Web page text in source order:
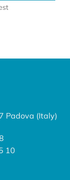
Padova (Italy)
10